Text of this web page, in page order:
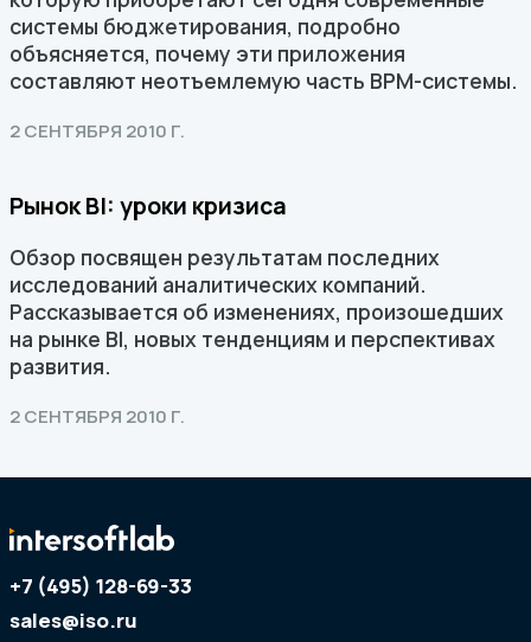
системы бюджетирования, подробно
объясняется, почему эти приложения
составляют неотъемлемую часть BPM-системы.
2 СЕНТЯБРЯ 2010 Г.
Рынок BI: уроки кризиса
Обзор посвящен результатам последних
исследований аналитических компаний.
Рассказывается об изменениях, произошедших
на рынке BI, новых тенденциям и перспективах
развития.
2 СЕНТЯБРЯ 2010 Г.
+7 (495) 128-69-33
sales@iso.ru